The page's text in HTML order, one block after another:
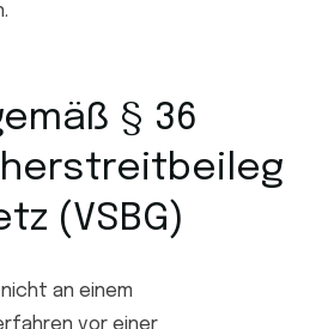
§ 36
(VSBG)
an einem
vor einer